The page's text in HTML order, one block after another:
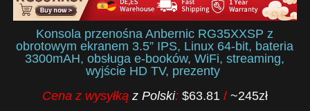
Konsola przenośna Anbernic RG35XXSP z
obrotowym ekranem 3.5” IPS, Linux 64-bit, bateria
3300mAH, obsługa e-booków, WiFi, streaming,
wyjście HD TV, prezenty
Cena z wysyłką z Polski: $63.81 / ~245zł